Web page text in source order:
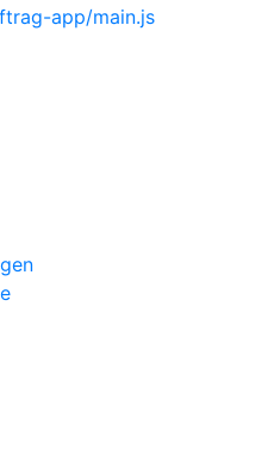
app/main.js